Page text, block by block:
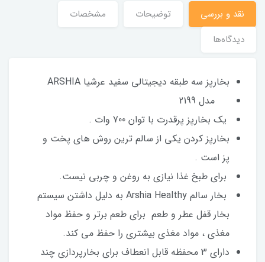
نقد و بررسی توضیحات
مشخصات
دیدگاه‌ها
بخارپز سه طبقه دیجیتالی سفید عرشیا ARSHIA
مدل 2199
یک بخارپز پرقدرت با توان 700 وات .
بخارپز کردن یکی از سالم ترین روش های پخت و
پز است .
برای طبخ غذا نیازی به روغن و چربی نیست.
بخار سالم Arshia Healthy به دلیل داشتن سیستم
بخار قفل عطر و طعم برای طعم برتر و حفظ مواد
مغذی ، مواد مغذی بیشتری را حفظ می کند.
دارای 3 محفظه قابل انعطاف برای بخارپردازی چند